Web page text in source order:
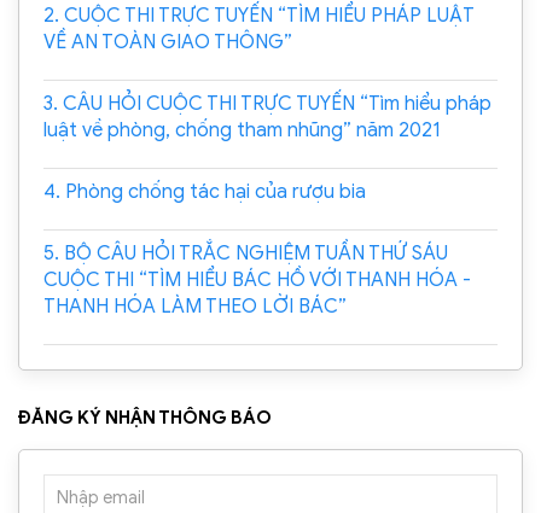
2. CUỘC THI TRỰC TUYẾN “TÌM HIỂU PHÁP LUẬT
VỀ AN TOÀN GIAO THÔNG”
3. CÂU HỎI CUỘC THI TRỰC TUYẾN “Tìm hiểu pháp
luật về phòng, chống tham nhũng” năm 2021
4. Phòng chống tác hại của rượu bia
5. BỘ CÂU HỎI TRẮC NGHIỆM TUẦN THỨ SÁU
CUỘC THI “TÌM HIỂU BÁC HỒ VỚI THANH HÓA -
THANH HÓA LÀM THEO LỜI BÁC”
ĐĂNG KÝ NHẬN THÔNG BÁO